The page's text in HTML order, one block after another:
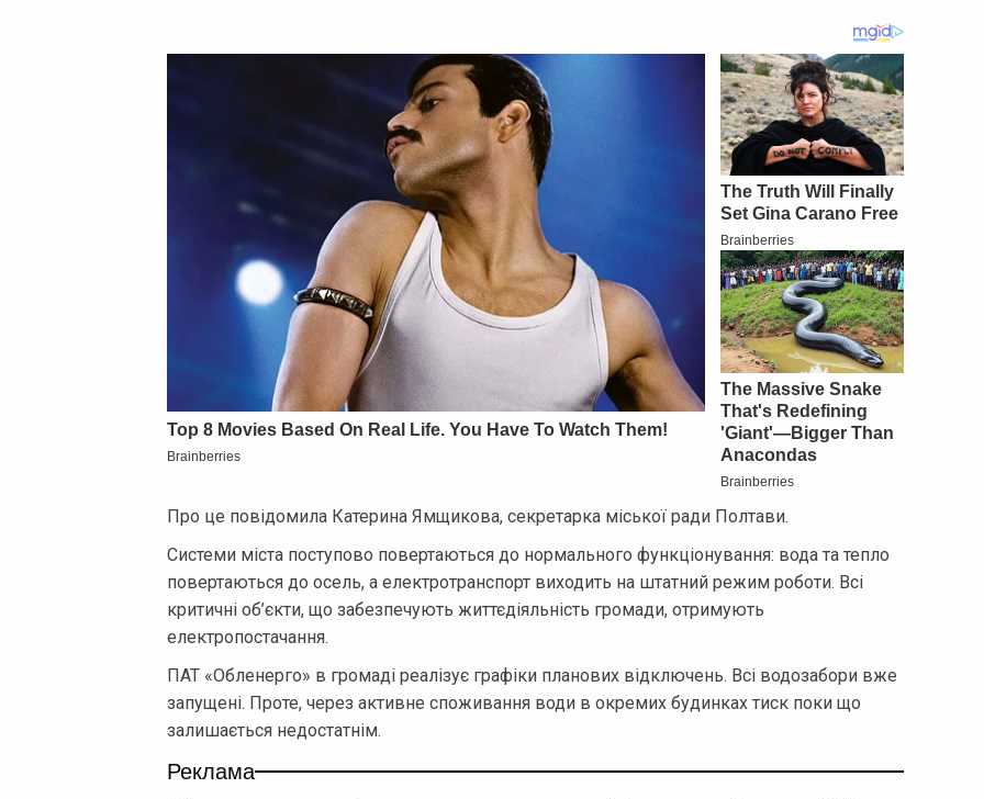
Про це повідомила Катерина Ямщикова, секретарка міської ради Полтави.
Системи міста поступово повертаються до нормального функціонування: вода та тепло
повертаються до осель, а електротранспорт виходить на штатний режим роботи. Всі
критичні об’єкти, що забезпечують життєдіяльність громади, отримують
електропостачання.
ПАТ «Обленерго» в громаді реалізує графіки планових відключень. Всі водозабори вже
запущені. Проте, через активне споживання води в окремих будинках тиск поки що
залишається недостатнім.
Реклама